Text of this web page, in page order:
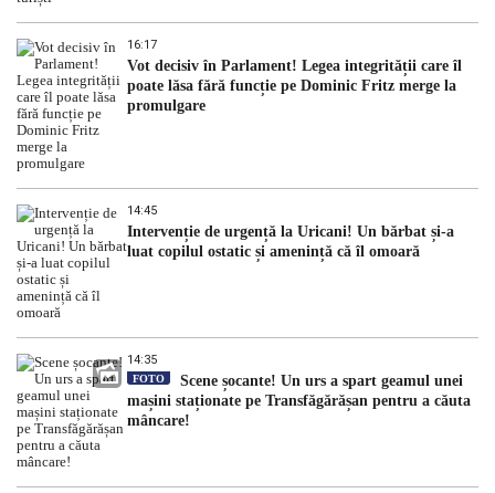
16:17
Vot decisiv în Parlament! Legea integrității care îl
poate lăsa fără funcție pe Dominic Fritz merge la
promulgare
14:45
Intervenție de urgență la Uricani! Un bărbat și-a
luat copilul ostatic și amenință că îl omoară
14:35
FOTO
Scene șocante! Un urs a spart geamul unei
mașini staționate pe Transfăgărășan pentru a căuta
mâncare!